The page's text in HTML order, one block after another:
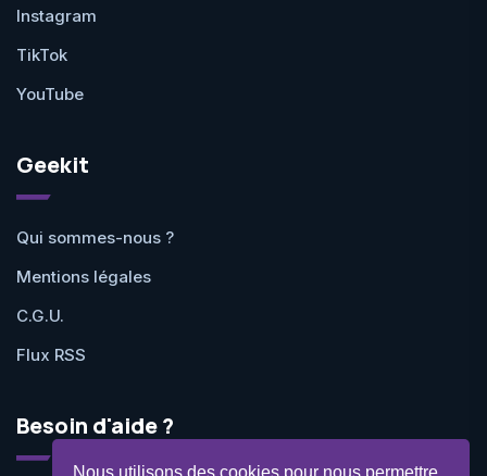
Nous utilisons des cookies pour nous permettre
Instagram
TikTok
YouTube
Geekit
Qui sommes-nous ?
Mentions légales
C.G.U.
Flux RSS
Besoin d'aide ?